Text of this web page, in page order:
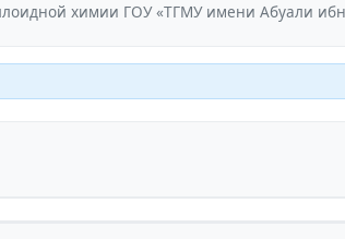
химии ГОУ «ТГМУ имени Абуали